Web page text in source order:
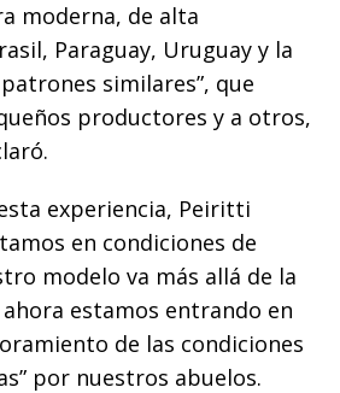
moderna, de alta
Paraguay, Uruguay y la
similares”, que
productores y a otros,
experiencia, Peiritti
en condiciones de
modelo va más allá de la
estamos entrando en
de las condiciones
por nuestros abuelos.